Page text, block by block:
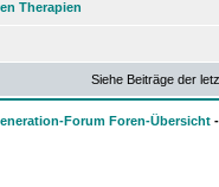
Therapien
Siehe Beiträge der
Forum Foren-Übersicht